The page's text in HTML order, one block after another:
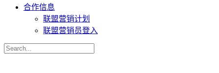
合作信息
联盟营销计划
联盟营销员登入
Search
for: